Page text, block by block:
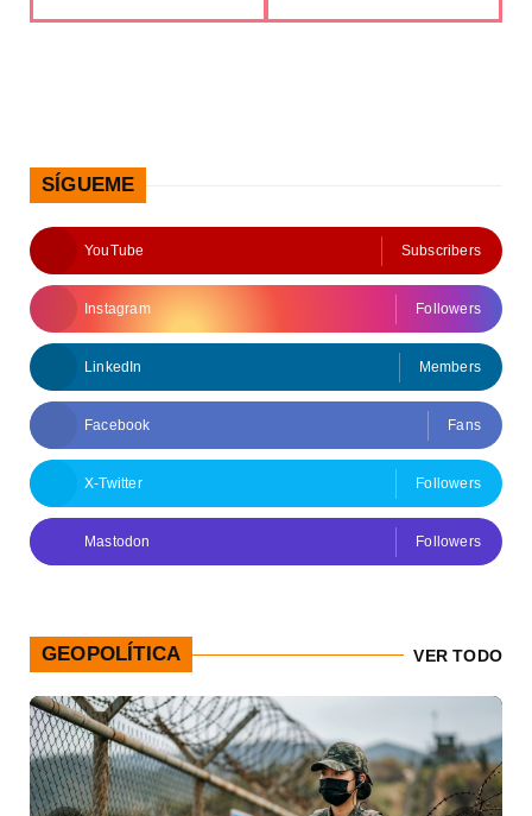
SÍGUEME
YouTube Subscribers
Instagram Followers
LinkedIn Members
Facebook Fans
X-Twitter Followers
Mastodon Followers
GEOPOLÍTICA VER TODO